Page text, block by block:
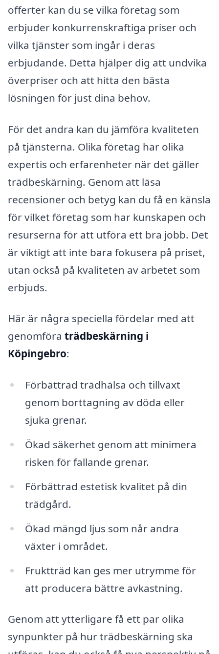
offerter kan du se vilka företag som
erbjuder konkurrenskraftiga priser och
vilka tjänster som ingår i deras
erbjudande. Detta hjälper dig att undvika
överpriser och att hitta den bästa
lösningen för just dina behov.
För det andra kan du jämföra kvaliteten
på tjänsterna. Olika företag har olika
expertis och erfarenheter när det gäller
trädbeskärning. Genom att läsa
recensioner och betyg kan du få en känsla
för vilket företag som har kunskapen och
resurserna för att utföra ett bra jobb. Det
är viktigt att inte bara fokusera på priset,
utan också på kvaliteten av arbetet som
erbjuds.
Här är några speciella fördelar med att
genomföra trädbeskärning i
Köpingebro:
Förbättrad trädhälsa och tillväxt
genom borttagning av döda eller
sjuka grenar.
Ökad säkerhet genom att minimera
risken för fallande grenar.
Förbättrad estetisk kvalitet på din
trädgård.
Ökad mängd ljus som når andra
växter i området.
Fruktträd kan ges mer utrymme för
att producera bättre avkastning.
Genom att ytterligare få ett par olika
synpunkter på hur trädbeskärning ska